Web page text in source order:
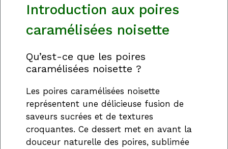
Introduction aux poires
caramélisées noisette
Qu’est-ce que les poires
caramélisées noisette ?
Les poires caramélisées noisette
représentent une délicieuse fusion de
saveurs sucrées et de textures
croquantes. Ce dessert met en avant la
douceur naturelle des poires, sublimée